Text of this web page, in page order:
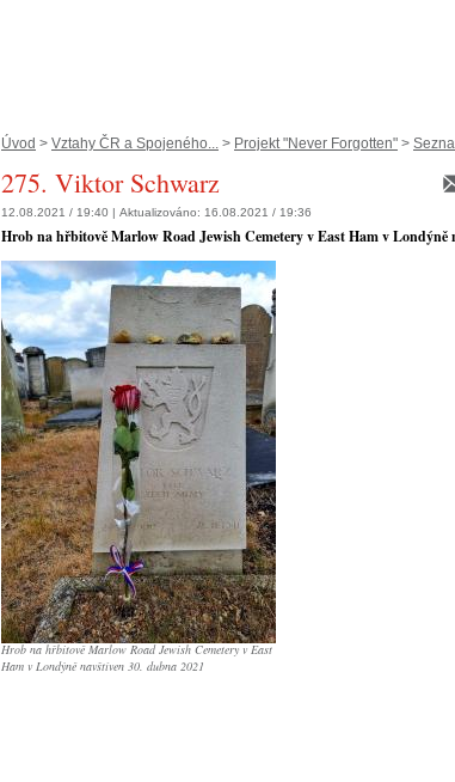
Úvod > Vztahy ČR a Spojeného... > Projekt "Never Forgotten" >
275. Viktor Schwarz
12.08.2021 / 19:40 | Aktualizováno: 16.08.2021 / 19:36
Hrob na hřbitově Marlow Road Jewish Cemetery v East Ham v Londýně
Hrob na hřbitově Marlow Road Jewish Cemetery v East
Ham v Londýně navštíven 30. dubna 2021